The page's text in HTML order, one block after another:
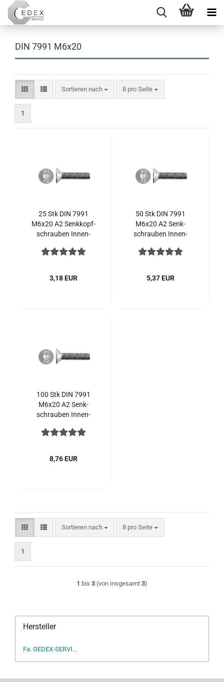
DIN 7991 M6x20
Sortieren nach
Sortieren nach 8 pro Seite
pro Seite
1
25 Stk DIN 7991
M6x20 A2 Senk­kopf­
schrau­ben In­nen­
Edel­stahl
3,18 EUR
50 Stk DIN 7991
M6x20 A2 Senk­
schrau­ben In­nen­
Edel­stahl
5,37 EUR
100 Stk DIN 7991
M6x20 A2 Senk­
schrau­ben In­nen­
Edel­stahl
8,76 EUR
Sortieren nach
Sortieren nach 8 pro Seite
pro Seite
1
1 bis 3 (von insgesamt 3)
Hersteller
Fa. GEDEX-SERVI...